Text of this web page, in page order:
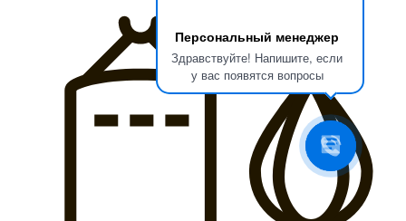
Персональный менеджер
Здравствуйте! Напишите, если
у вас появятся вопросы